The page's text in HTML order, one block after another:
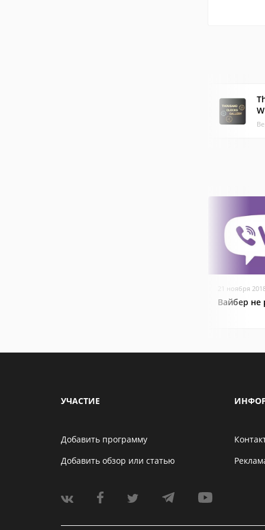
21 ноября
Вайбер не
УЧАСТИЕ
Добавить программу
Добавить обзор или статью